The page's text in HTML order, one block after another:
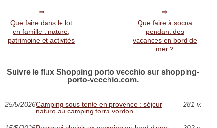
Que faire dans le lot
en famille : nature,
patrimoine et activités
Que faire à socoa
pendant des
vacances en bord de
mer ?
Suivre le flux Shopping porto vecchio sur shopping-
porto-vecchio.com.
25/5/2026Camping sous tente en provence : séjour
nature au camping terra verdon
281 v.